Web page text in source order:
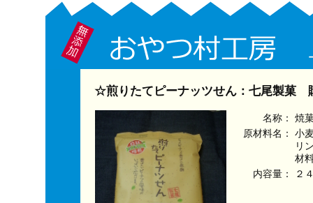
☆煎りたてピーナッツせん：七尾製菓
名称：
焼
原材料名：
小
リ
材
内容量：
２